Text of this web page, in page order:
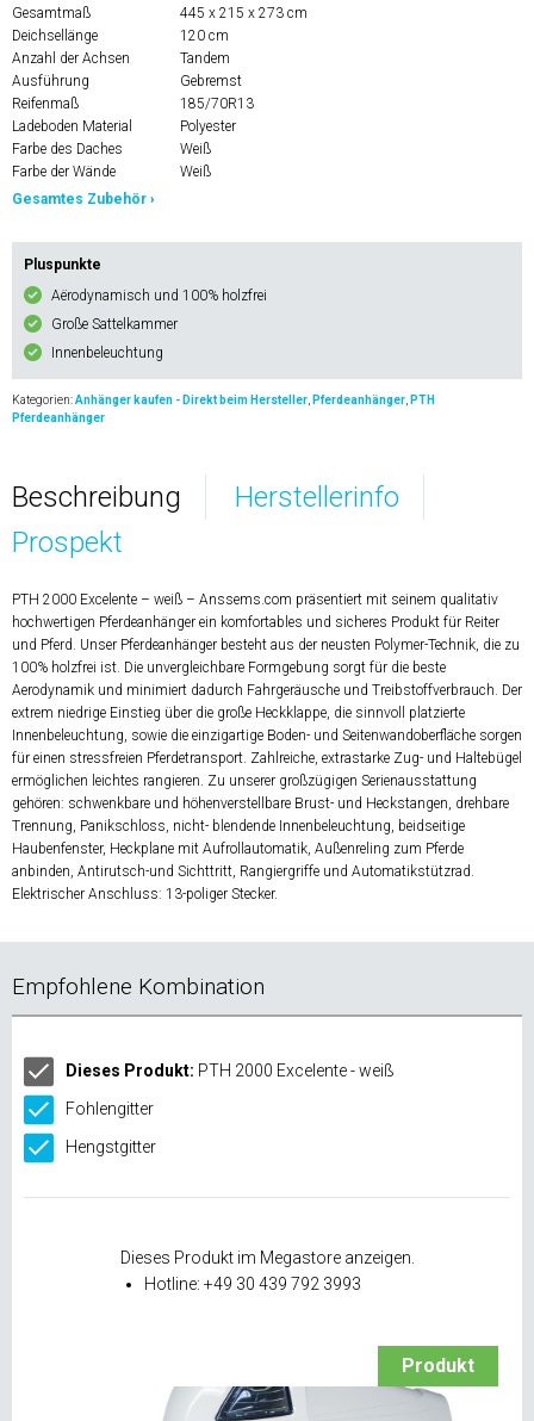
Gesamtmaß
445 x 215 x 273 cm
Deichsellänge
120 cm
Anzahl der Achsen
Tandem
Ausführung
Gebremst
Reifenmaß
185/70R13
Ladeboden Material
Polyester
Farbe des Daches
Weiß
Farbe der Wände
Weiß
Gesamtes Zubehör ›
Pluspunkte
Aërodynamisch und 100% holzfrei
Große Sattelkammer
Innenbeleuchtung
Kategorien:Anhänger kaufen - Direkt beim Hersteller Pferdeanhänger PTH
Pferdeanhänger
Beschreibung
Herstellerinfo
Prospekt
PTH 2000 Excelente – weiß – Anssems.com präsentiert mit seinem qualitativ
hochwertigen Pferdeanhänger ein komfortables und sicheres Produkt für Reiter
und Pferd. Unser Pferdeanhänger besteht aus der neusten Polymer-Technik, die zu
100% holzfrei ist. Die unvergleichbare Formgebung sorgt für die beste
Aerodynamik und minimiert dadurch Fahrgeräusche und Treibstoffverbrauch. Der
extrem niedrige Einstieg über die große Heckklappe, die sinnvoll platzierte
Innenbeleuchtung, sowie die einzigartige Boden- und Seitenwandoberfläche sorgen
für einen stressfreien Pferdetransport. Zahlreiche, extrastarke Zug- und Haltebügel
ermöglichen leichtes rangieren. Zu unserer großzügigen Serienausstattung
gehören: schwenkbare und höhenverstellbare Brust- und Heckstangen, drehbare
Trennung, Panikschloss, nicht- blendende Innenbeleuchtung, beidseitige
Haubenfenster, Heckplane mit Aufrollautomatik, Außenreling zum Pferde
anbinden, Antirutsch-und Sichttritt, Rangiergriffe und Automatikstützrad.
Elektrischer Anschluss: 13-poliger Stecker.
Empfohlene Kombination
Produkt
Dieses Produkt im Megastore anzeigen.
Hotline: +49 30 439 792 3993
Dieses Produkt: PTH 2000 Excelente - weiß
Fohlengitter
Hengstgitter